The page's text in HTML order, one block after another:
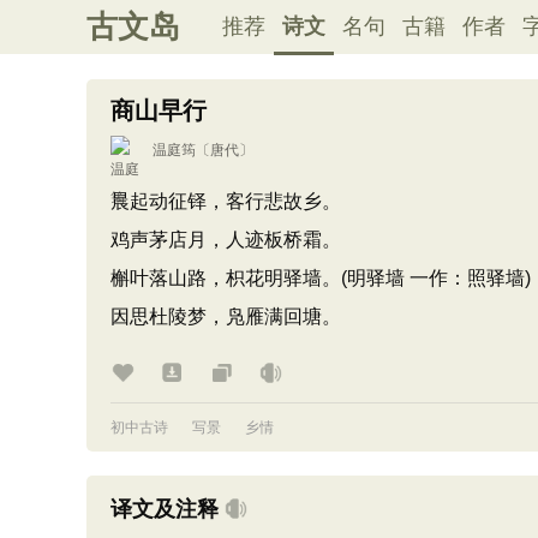
古文岛 推荐 诗文 名句 古籍 作者
商山早行
温庭筠 〔唐代〕
晨起动征铎，客行悲故乡。
鸡声茅店月，人迹板桥霜。
槲叶落山路，枳花明驿墙。(明驿墙 一作：照驿墙)
因思杜陵梦，凫雁满回塘。
初中古诗 写景 乡情
译文及注释